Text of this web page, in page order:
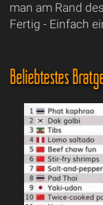
man am Rand
Fertig - Einfach
Beliebtestes